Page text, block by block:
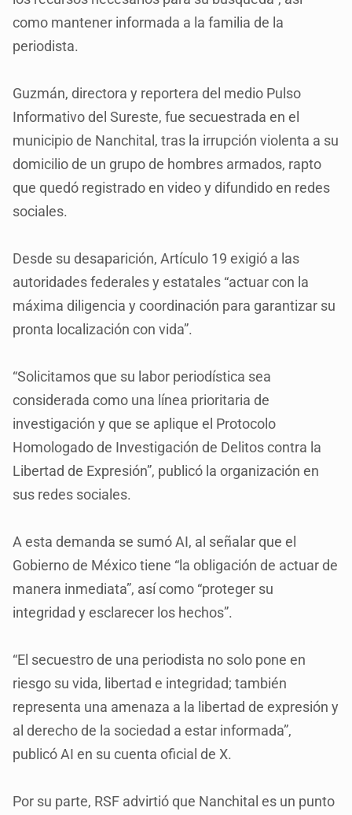
como mantener informada a la familia de la
periodista.
Guzmán, directora y reportera del medio Pulso
Informativo del Sureste, fue secuestrada en el
municipio de Nanchital, tras la irrupción violenta a su
domicilio de un grupo de hombres armados, rapto
que quedó registrado en video y difundido en redes
sociales.
Desde su desaparición, Artículo 19 exigió a las
autoridades federales y estatales “actuar con la
máxima diligencia y coordinación para garantizar su
pronta localización con vida”.
“Solicitamos que su labor periodística sea
considerada como una línea prioritaria de
investigación y que se aplique el Protocolo
Homologado de Investigación de Delitos contra la
Libertad de Expresión”, publicó la organización en
sus redes sociales.
A esta demanda se sumó AI, al señalar que el
Gobierno de México tiene “la obligación de actuar de
manera inmediata”, así como “proteger su
integridad y esclarecer los hechos”.
“El secuestro de una periodista no solo pone en
riesgo su vida, libertad e integridad; también
representa una amenaza a la libertad de expresión y
al derecho de la sociedad a estar informada”,
publicó AI en su cuenta oficial de X.
Por su parte, RSF advirtió que Nanchital es un punto